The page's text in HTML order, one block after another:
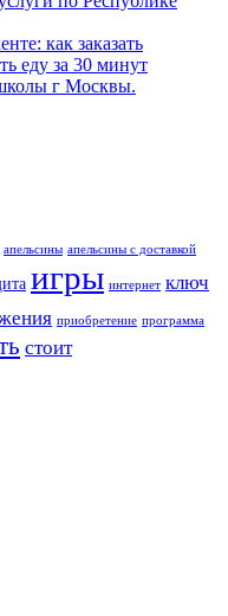
как заказать
еду за 30 минут
г Москвы.
апельсины апельсины с доставкой
игры интернет ключ
приобретение программа
стоит